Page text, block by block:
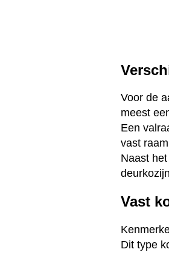
Voor de
meest
Een
vast
Naast
Vast
Dit type